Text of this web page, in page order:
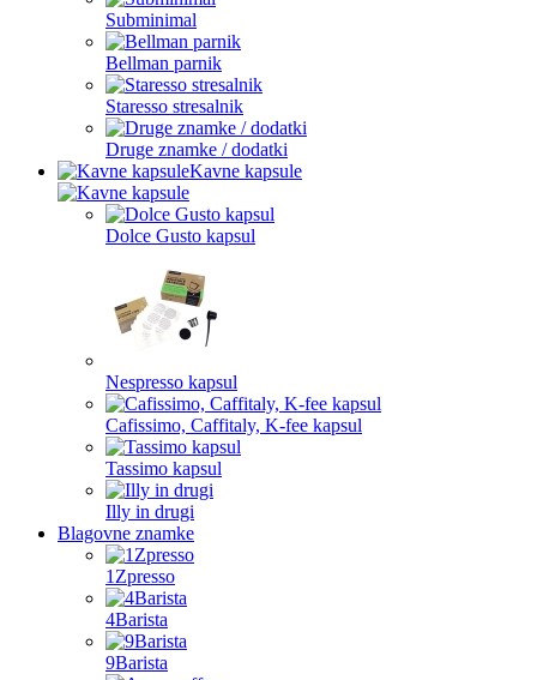
Subminimal
Bellman parnik
Staresso stresalnik
Druge znamke / dodatki
Kavne kapsule
Dolce Gusto kapsul
Nespresso kapsul
Cafissimo, Caffitaly, K-fee kapsul
Tassimo kapsul
Illy in drugi
Blagovne znamke
1Zpresso
4Barista
9Barista